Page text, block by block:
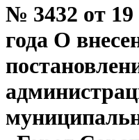
№ 3432 от 19
года О